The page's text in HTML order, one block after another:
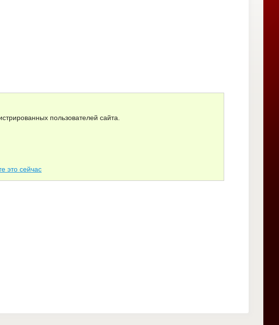
пользователей сайта.
это сейчас